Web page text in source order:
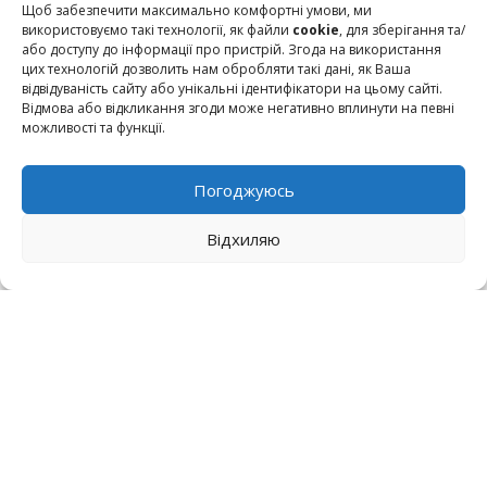
Щоб забезпечити максимально комфортні умови, ми
використовуємо такі технології, як файли cookie, для зберігання та/
або доступу до інформації про пристрій. Згода на використання
цих технологій дозволить нам обробляти такі дані, як Ваша
відвідуваність сайту або унікальні ідентифікатори на цьому сайті.
Відмова або відкликання згоди може негативно вплинути на певні
можливості та функції.
Погоджуюсь
Відхиляю
Click to accept marketing cookies and
enable this content
Інтелектуальна власність і авторське право у
педагогічній і науковій діяльності